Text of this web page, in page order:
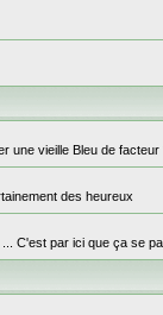
vieille Bleu de facteur
des heureux
C'est par ici que ça se